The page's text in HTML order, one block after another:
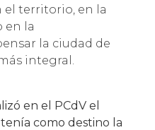
el territorio, en la
en la
la ciudad de
integral.
en el PCdV el
como destino la